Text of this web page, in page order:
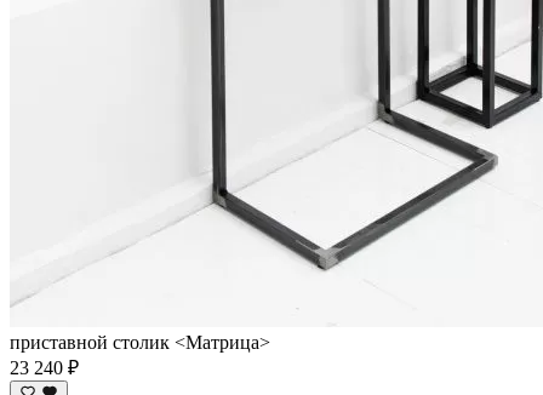
приставной столик <Матрица>
23 240 ₽